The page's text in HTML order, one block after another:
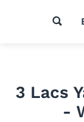
3 Lacs
-